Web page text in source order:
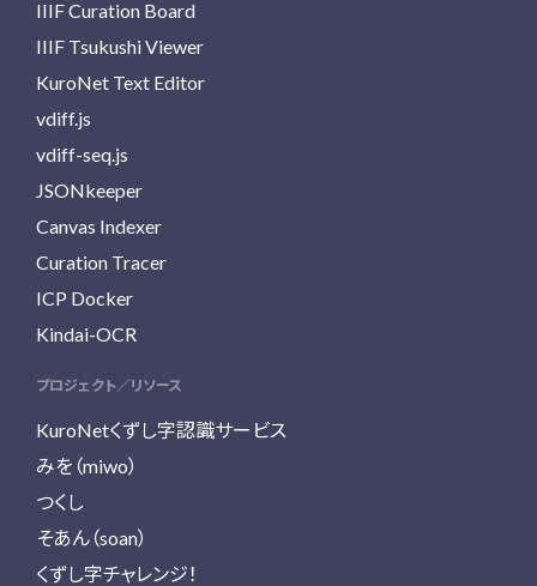
IIIF Curation Board
IIIF Tsukushi Viewer
KuroNet Text Editor
vdiff.js
vdiff-seq.js
JSONkeeper
Canvas Indexer
Curation Tracer
ICP Docker
Kindai-OCR
プロジェクト／リソース
KuroNetくずし字認識サービス
みを（miwo）
つくし
そあん（soan）
くずし字チャレンジ！